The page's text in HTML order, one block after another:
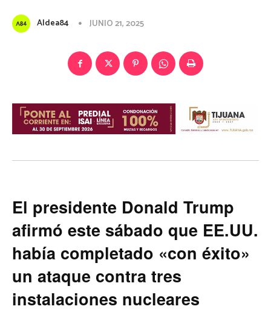
Aldea84 JUNIO 21, 2025
El presidente Donald Trump
afirmó este sábado que EE.UU.
había completado «con éxito»
un ataque contra tres
instalaciones nucleares